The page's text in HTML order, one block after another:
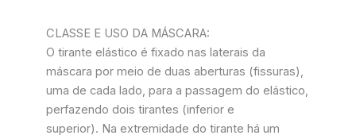
CLASSE E USO DA MÁSCARA:
O tirante elástico é fixado nas laterais da
máscara por meio de duas aberturas (fissuras),
uma de cada lado, para a passagem do elástico,
perfazendo dois tirantes (inferior e
superior). Na extremidade do tirante há um